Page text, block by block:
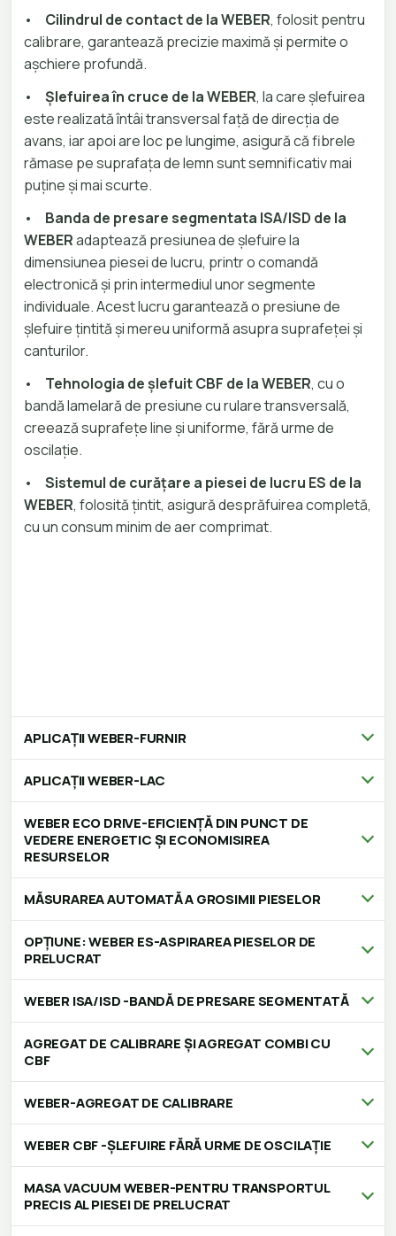
• Cilindrul de contact de la WEBER, folosit pentru
calibrare, garantează precizie maximă și permite o
așchiere profundă.
•
Șlefuirea în cruce de la WEBER, la care șlefuirea
este realizată întâi transversal față de direcția de
avans, iar apoi are loc pe lungime, asigură că fibrele
rămase pe suprafața de lemn sunt semnificativ mai
puține și mai scurte.
•
Banda de presare segmentata ISA/ISD de la
WEBERadaptează presiunea de șlefuire la
dimensiunea piesei de lucru, printr o comandă
electronică și prin intermediul unor segmente
individuale. Acest lucru garantează o presiune de
șlefuire țintită și mereu uniformă asupra suprafeței și
canturilor.
•
Tehnologia de șlefuit CBF de la WEBER, cu o
bandă lamelară de presiune cu rulare transversală,
creează suprafețe line și uniforme, fără urme de
oscilație.
•
Sistemul de curățare a piesei de lucru ES de la
WEBER, folosită țintit, asigură desprăfuirea completă,
cu un consum minim de aer comprimat.
APLICAȚII WEBER-FURNIR
APLICAȚII WEBER-LAC
WEBER ECO DRIVE-EFICIENȚĂ DIN PUNCT DE
VEDERE ENERGETIC ȘI ECONOMISIREA
RESURSELOR
MĂSURAREA AUTOMATĂ A GROSIMII PIESELOR
OPȚIUNE: WEBER ES-ASPIRAREA PIESELOR DE
PRELUCRAT
WEBER ISA/ISD -BANDĂ DE PRESARE SEGMENTATĂ
AGREGAT DE CALIBRARE ȘI AGREGAT COMBI CU
CBF
WEBER-AGREGAT DE CALIBRARE
WEBER CBF -ȘLEFUIRE FĂRĂ URME DE OSCILAȚIE
MASA VACUUM WEBER-PENTRU TRANSPORTUL
PRECIS AL PIESEI DE PRELUCRAT